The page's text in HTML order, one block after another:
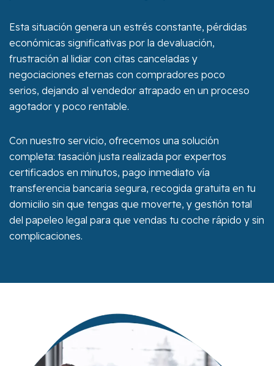
Esta situación genera un estrés constante, pérdidas
económicas significativas por la devaluación,
frustración al lidiar con citas canceladas y
negociaciones eternas con compradores poco
serios, dejando al vendedor atrapado en un proceso
agotador y poco rentable.
Con nuestro servicio, ofrecemos una solución
completa: tasación justa realizada por expertos
certificados en minutos, pago inmediato vía
transferencia bancaria segura, recogida gratuita en tu
domicilio sin que tengas que moverte, y gestión total
del papeleo legal para que vendas tu coche rápido y sin
complicaciones.